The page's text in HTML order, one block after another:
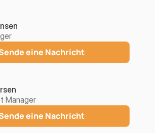
eine Nachricht
Manager
eine Nachricht